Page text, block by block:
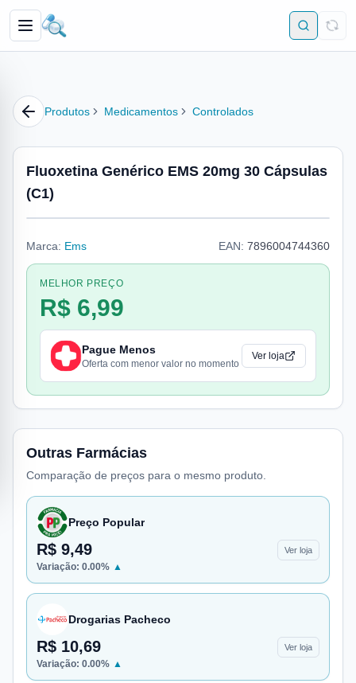
Produtos Medicamentos Controlados
Fluoxetina Genérico EMS 20mg 30 Cápsulas
(C1)
Marca: Ems EAN: 7896004744360
MELHOR PREÇO
R$ 6,99
Pague Menos
Oferta com menor valor no momento
Ver loja
Outras Farmácias
Comparação de preços para o mesmo produto.
Preço Popular
R$ 9,49 Ver loja
Variação: 0.00% ▲
Drogarias Pacheco
R$ 10,69 Ver loja
Variação: 0.00% ▲